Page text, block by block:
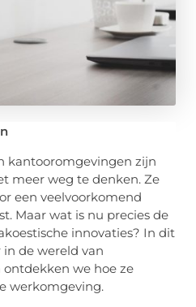
kantooromgevingen zijn
meer weg te denken. Ze
een veelvoorkomend
Maar wat is nu precies de
innovaties? In dit
de wereld van
ontdekken we hoe ze
werkomgeving.